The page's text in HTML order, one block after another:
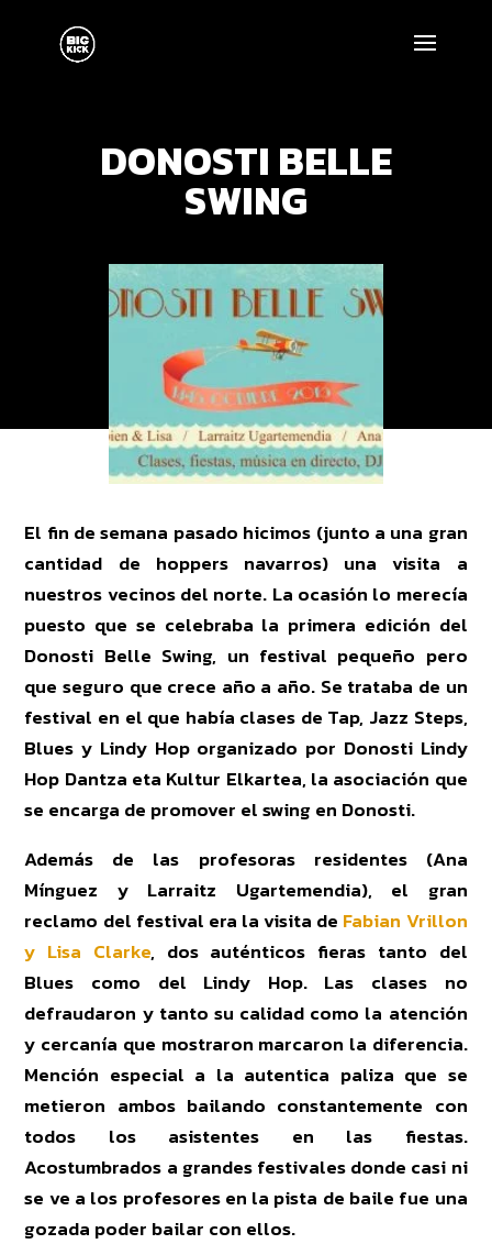
DONOSTI BELLE
SWING
El fin de semana pasado hicimos (junto a una gran
cantidad de hoppers navarros) una visita a
nuestros vecinos del norte. La ocasión lo merecía
puesto que se celebraba la primera edición del
Donosti Belle Swing, un festival pequeño pero
que seguro que crece año a año. Se trataba de un
festival en el que había clases de Tap, Jazz Steps,
Blues y Lindy Hop organizado por Donosti Lindy
Hop Dantza eta Kultur Elkartea, la asociación que
se encarga de promover el swing en Donosti.
Además de las profesoras residentes (Ana
Mínguez y Larraitz Ugartemendia), el gran
reclamo del festival era la visita de Fabian Vrillon
y Lisa Clarke, dos auténticos fieras tanto del
Blues como del Lindy Hop. Las clases no
defraudaron y tanto su calidad como la atención
y cercanía que mostraron marcaron la diferencia.
Mención especial a la autentica paliza que se
metieron ambos bailando constantemente con
todos los asistentes en las fiestas.
Acostumbrados a grandes festivales donde casi ni
se ve a los profesores en la pista de baile fue una
gozada poder bailar con ellos.